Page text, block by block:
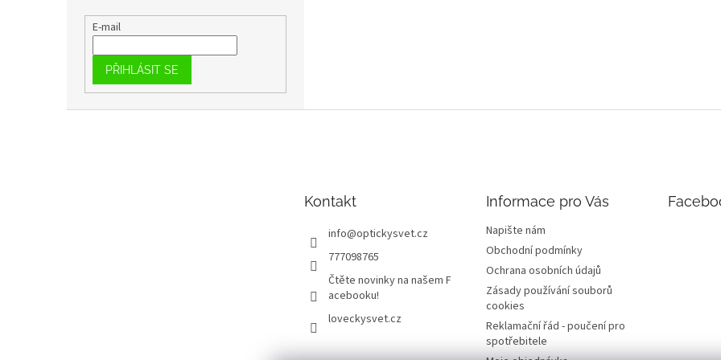
E-mail
PŘIHLÁSIT SE
Kontakt
info@optickysvet.cz
777098765
Čtěte novinky na našem F
acebooku!
loveckysvet.cz
Informace pro Vás
Napište nám
Obchodní podmínky
Ochrana osobních údajů
Zásady používání souborů
cookies
Reklamační řád - poučení pro
spotřebitele